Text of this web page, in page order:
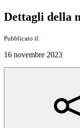
Dettagli della
Pubblicato il:
16 novembre 2023